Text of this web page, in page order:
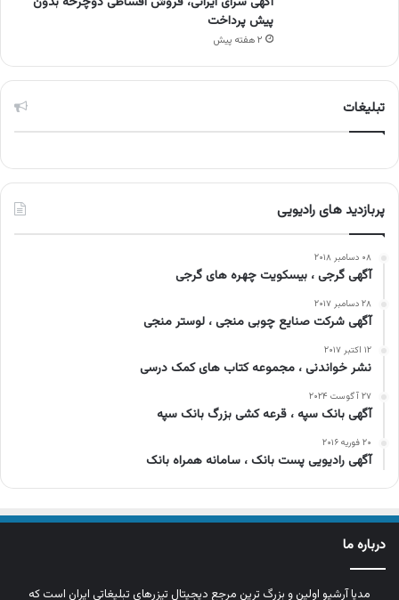
پیش پرداخت
۲ هفته پیش
تبلیغات
پربازدید های رادیویی
۰۸ دسامبر ۲۰۱۸
آگهی گرجی ، بیسکویت چهره های گرجی
۲۸ دسامبر ۲۰۱۷
آگهی شرکت صنایع چوبی منجی ، لوستر منجی
۱۲ اکتبر ۲۰۱۷
نشر خواندنی ، مجموعه کتاب های کمک درسی
۲۷ آگوست ۲۰۲۴
آگهی بانک سپه ، قرعه کشی بزرگ بانک سپه
۲۰ فوریه ۲۰۱۶
آگهی رادیویی پست بانک ، سامانه همراه بانک
درباره ما
مدیا آرشیو اولین و بزرگ‌ ترین مرجع دیجیتال تیزرهای تبلیغاتی ایران است که